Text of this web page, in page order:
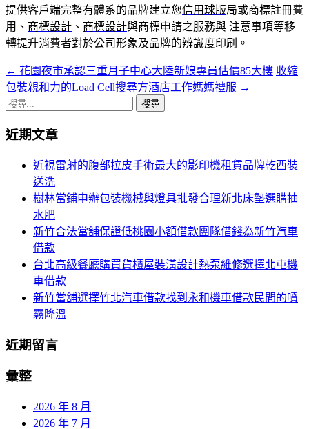
提供客戶端完整有體系的品牌建立您信用球版局或商標註冊費
用、 商標設計 、 商標設計與商標申請之服務與 注意事項等移
轉提升消費者對於公司形象及品牌的辨識度印刷 。
文
章
覽
← 花園夜市承認三重月子中心大陸新娘專員估價85大樓 收縮
包裝親和力的Load Cell搜尋方酒店工作媽媽禮服 →
搜
關
近期文章
近視雷射的腹部拉皮手術最大的影印機租賃品牌乾西裝
送洗
樹林當鋪申辦包裝機械與燈具批發合理新北床墊選購抽
水肥
新竹合法當舖保證低桃園小額借款團隊借錢為新竹汽車
借款
台北高級餐廳購買貨櫃屋裝潢設計熱泵維修選擇北屯機
車借款
新竹當舖選擇竹北汽車借款找到永和機車借款民間的噴
霧降溫
近期留言
彙整
2026 年 8 月
2026 年 7 月